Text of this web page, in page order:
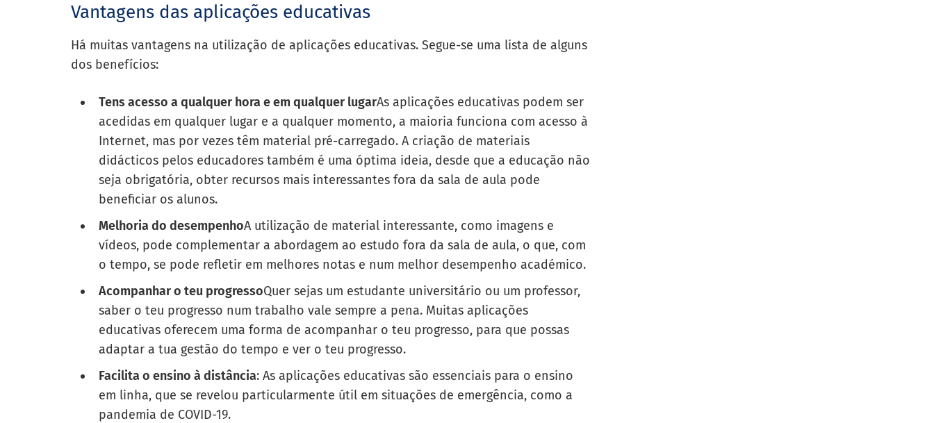
Vantagens das aplicações educativas
Há muitas vantagens na utilização de aplicações educativas. Segue-se uma lista de alguns
dos benefícios:
Tens acesso a qualquer hora e em qualquer lugarAs aplicações educativas podem ser
acedidas em qualquer lugar e a qualquer momento, a maioria funciona com acesso à
Internet, mas por vezes têm material pré-carregado. A criação de materiais
didácticos pelos educadores também é uma óptima ideia, desde que a educação não
seja obrigatória, obter recursos mais interessantes fora da sala de aula pode
beneficiar os alunos.
Melhoria do desempenhoA utilização de material interessante, como imagens e
vídeos, pode complementar a abordagem ao estudo fora da sala de aula, o que, com
o tempo, se pode refletir em melhores notas e num melhor desempenho académico.
Acompanhar o teu progressoQuer sejas um estudante universitário ou um professor,
saber o teu progresso num trabalho vale sempre a pena. Muitas aplicações
educativas oferecem uma forma de acompanhar o teu progresso, para que possas
adaptar a tua gestão do tempo e ver o teu progresso.
Facilita o ensino à distância: As aplicações educativas são essenciais para o ensino
em linha, que se revelou particularmente útil em situações de emergência, como a
pandemia de COVID-19.